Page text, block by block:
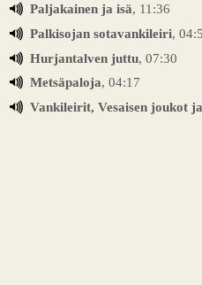
Paljakainen ja isä, 11:36
Palkisojan sotavankileiri,
Hurjantalven juttu, 07:30
Metsäpaloja, 04:17
Vankileirit, Vesaisen joukot